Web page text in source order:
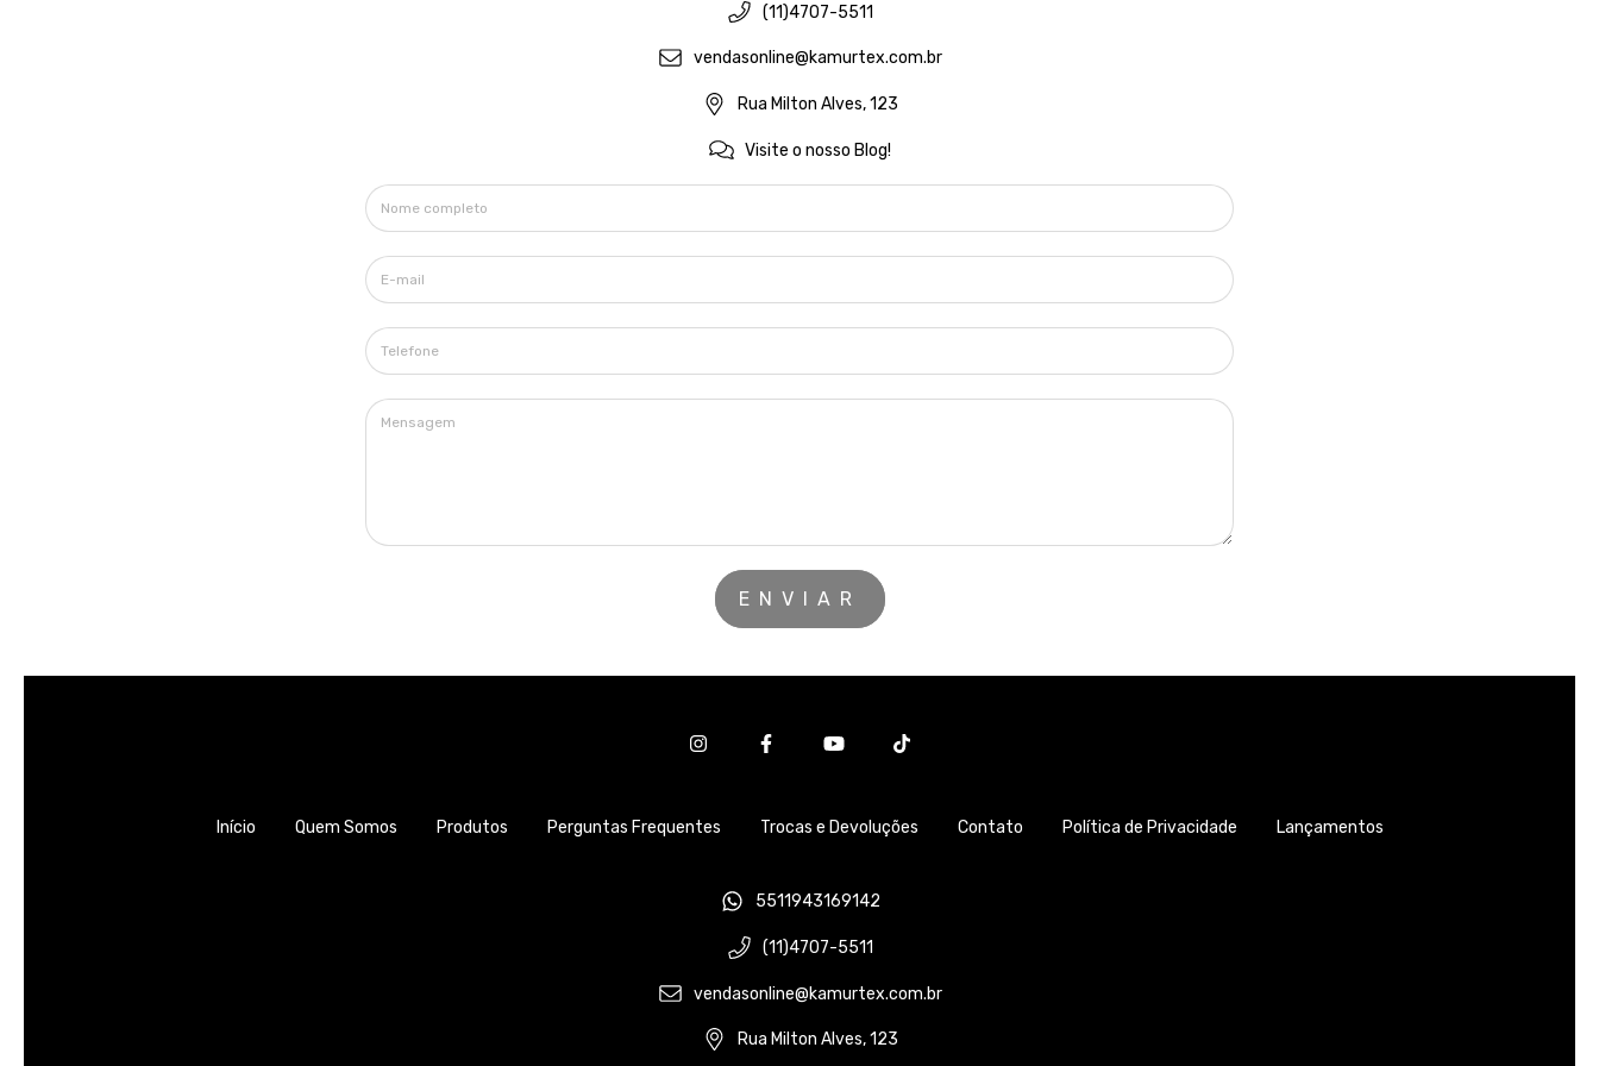
(11)4707-5511
vendasonline@kamurtex.com.br
Rua Milton Alves, 123
Visite o nosso Blog!
Início Quem Somos Produtos Perguntas Frequentes Trocas e Devoluções Contato Política de Privacidade Lançamentos
5511943169142
(11)4707-5511
vendasonline@kamurtex.com.br
Rua Milton Alves, 123